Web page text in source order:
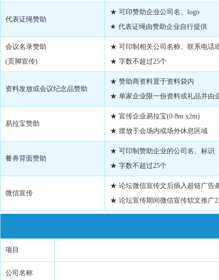
代表证绳赞助
★ 可印赞助企业公司名、logo
★ 代表证绳由赞助企业自行提供
会议名录赞助
(页脚宣传)
★ 可印制相关公司名称、联系电话
★ 字数不超过25个
资料发放或会议纪念品赞助
★ 赞助商资料置于资料袋内
★ 单家企业限一份资料或礼品并由
易拉宝赞助
★ 宣传企业易拉宝(0.8m x2m)
★ 摆放于会场内或场外休息区域
餐券背面赞助
★ 可印制赞助企业的公司名、标识
★ 字数不超过25个
微信宣传
★ 论坛微信宣传文后插入超链广告
★ 论坛宣传期间微信宣传软文推广
项目
公司名称